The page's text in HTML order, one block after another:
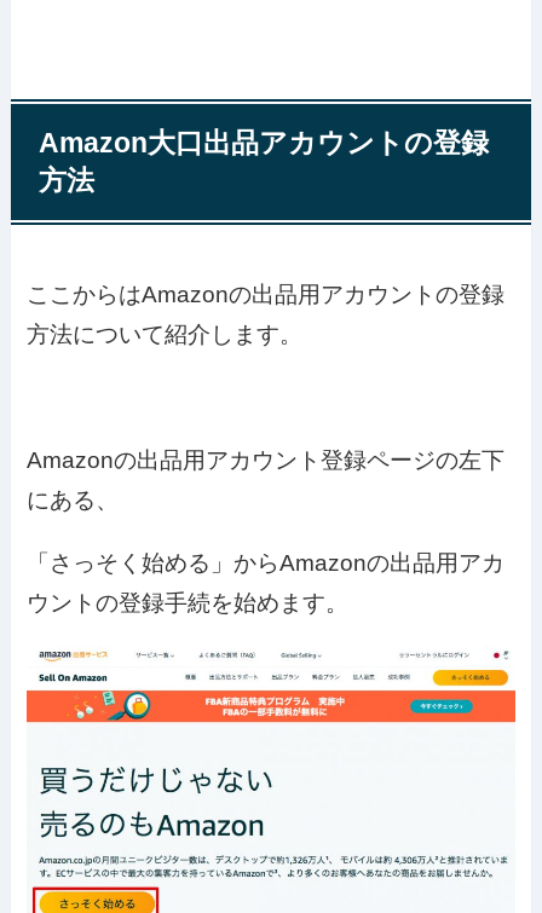
Amazon大口出品アカウントの登録
方法
ここからはAmazonの出品用アカウントの登録
方法について紹介します。
Amazonの出品用アカウント登録ページの左下
にある、
「さっそく始める」からAmazonの出品用アカ
ウントの登録手続を始めます。